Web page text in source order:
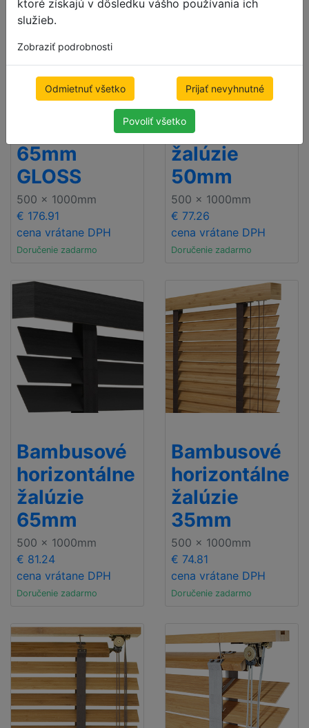
ktoré získajú v dôsledku vášho používania ich
služieb.
Zobraziť podrobnosti
Odmietnuť všetko Prijať nevyhnutné
Povoliť všetko
Premium
Drevené
65mm
GLOSS
500 x 1000mm
€ 176.91
cena vrátane DPH
Doručenie zadarmo
Bambusové
horizontálne
žalúzie
50mm
500 x 1000mm
€ 77.26
cena vrátane DPH
Doručenie zadarmo
Bambusové
horizontálne
žalúzie
65mm
500 x 1000mm
€ 81.24
cena vrátane DPH
Doručenie zadarmo
Bambusové
horizontálne
žalúzie
35mm
500 x 1000mm
€ 74.81
cena vrátane DPH
Doručenie zadarmo